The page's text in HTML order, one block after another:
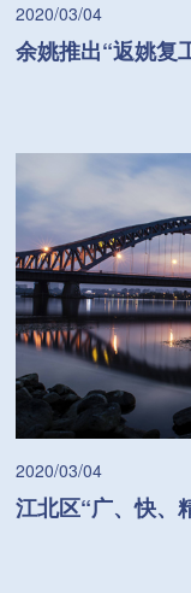
2020/03/04
余姚推出“返姚复
2020/03/04
江北区“广、快、